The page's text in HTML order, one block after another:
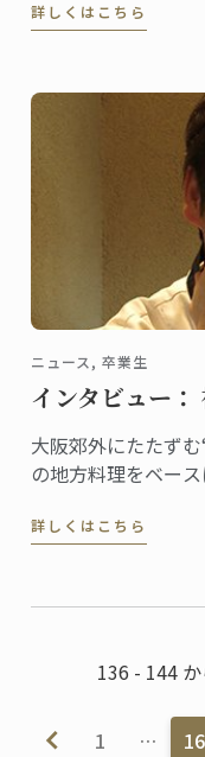
ラーなどの商品が誕
詳しくはこちら
ニュース, 卒業生
インタビュー
大阪郊外にたたず
の地方料理をベー
チレストラン。
詳しくはこちら
136 - 144
1 … 16